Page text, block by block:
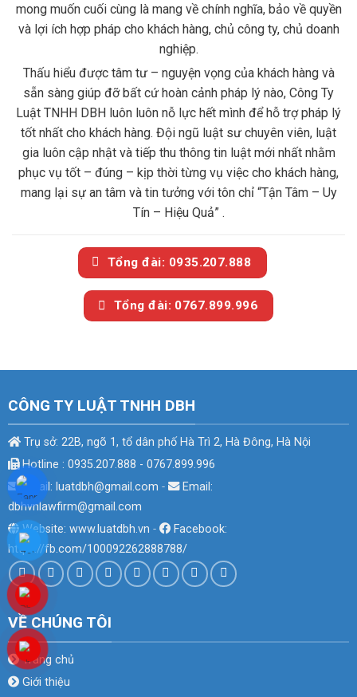
mong muốn cuối cùng là mang về chính nghĩa, bảo về quyền
và lợi ích hợp pháp cho khách hàng, chủ công ty, chủ doanh
nghiệp.
Thấu hiểu được tâm tư – nguyện vọng của khách hàng và
sẵn sàng giúp đỡ bất cứ hoàn cảnh pháp lý nào, Công Ty
Luật TNHH DBH luôn luôn nỗ lực hết mình để hỗ trợ pháp lý
tốt nhất cho khách hàng. Đội ngũ luật sư chuyên viên, luật
gia luôn cập nhật và tiếp thu thông tin luật mới nhất nhằm
phục vụ tốt – đúng – kịp thời từng vụ việc cho khách hàng,
mang lại sự an tâm và tin tưởng với tôn chỉ “Tận Tâm – Uy
Tín – Hiệu Quả” .
Tổng đài: 0935.207.888
Tổng đài: 0767.899.996
CÔNG TY LUẬT TNHH DBH
Trụ sở: 22B, ngõ 1, tổ dân phố Hà Trì 2, Hà Đông, Hà Nội
Hotline : 0935.207.888 - 0767.899.996
Email: luatdbh@gmail.com -
Email:
dbhvnlawfirm@gmail.com
Website: www.luatdbh.vn -
Facebook:
https://fb.com/100092262888788/
VỀ CHÚNG TÔI
Trang chủ
Giới thiệu